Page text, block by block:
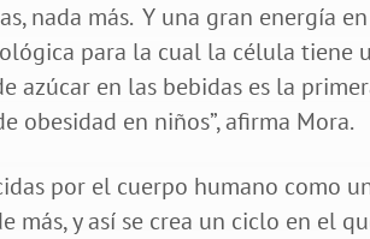
nada más. Y una gran energía
para la cual la célula tiene
azúcar en las bebidas es la
obesidad en niños”, afirma Mora.
por el cuerpo humano como
más, y así se crea un ciclo en el